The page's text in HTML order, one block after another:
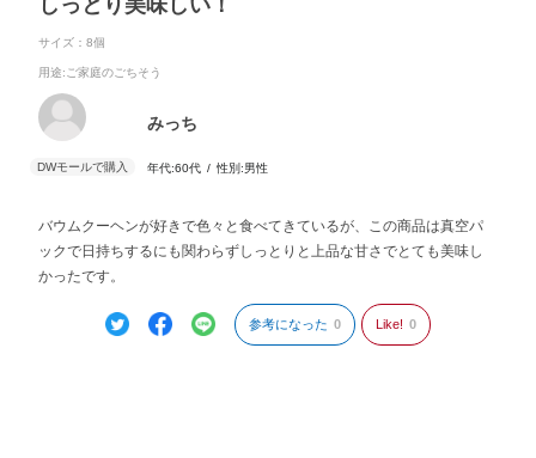
しっとり美味しい！
サイズ：8個
用途:ご家庭のごちそう
みっち
年代:60代 性別:男性
バウムクーヘンが好きで色々と食べてきているが、この商品は真空パ
ックで日持ちするにも関わらずしっとりと上品な甘さでとても美味し
かったです。
参考になった 0 Like! 0